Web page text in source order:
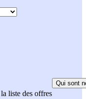
liste des offres
Qui sont